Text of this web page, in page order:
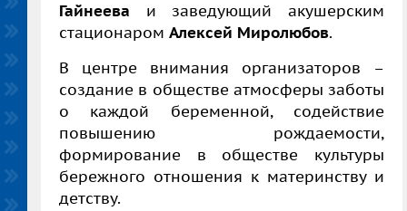
Гайнеева и заведующий акушерским
стационаром Алексей Миролюбов.
В центре внимания организаторов –
создание в обществе атмосферы заботы
о каждой беременной, содействие
повышению рождаемости,
формирование в обществе культуры
бережного отношения к материнству и
детству.